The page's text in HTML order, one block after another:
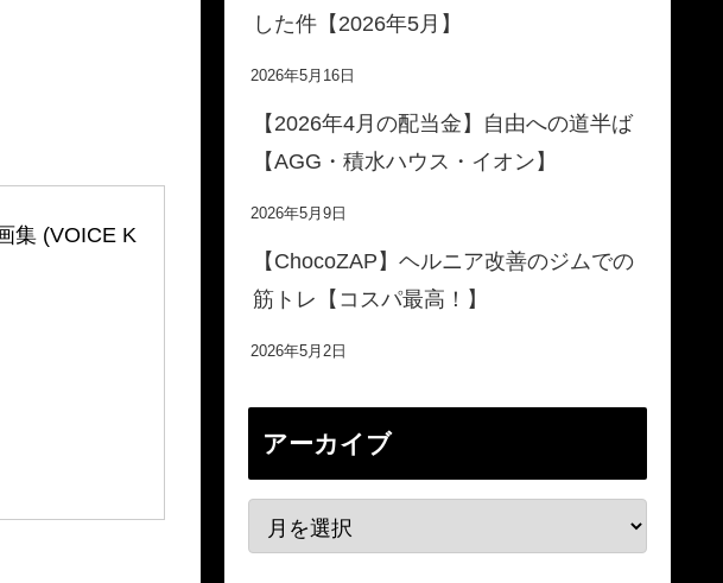
集 (VOICE K
した件【2026年5月】
2026年5月16日
【2026年4月の配当金】自由への道半ば
【AGG・積水ハウス・イオン】
2026年5月9日
【ChocoZAP】ヘルニア改善のジムでの
筋トレ【コスパ最高！】
2026年5月2日
アーカイブ